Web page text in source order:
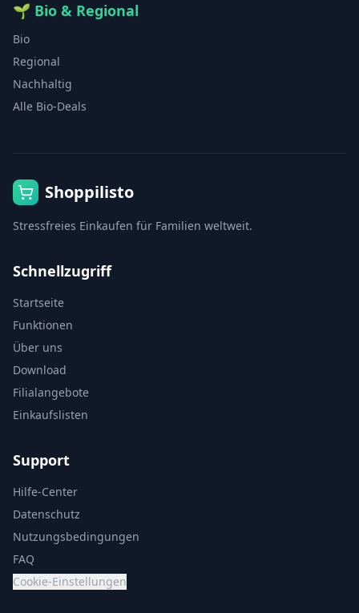
🌱 Bio & Regional
Bio
Regional
Nachhaltig
Alle Bio-Deals
Shoppilisto
Stressfreies Einkaufen für Familien weltweit.
Schnellzugriff
Startseite
Funktionen
Über uns
Download
Filialangebote
Einkaufslisten
Support
Hilfe-Center
Datenschutz
Nutzungsbedingungen
FAQ
Cookie-Einstellungen